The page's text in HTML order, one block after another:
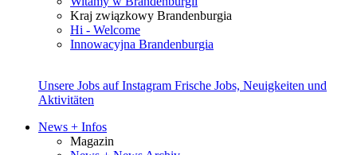
Kraj związkowy Brandenburgia
Hi - Welcome
Innowacyjna Brandenburgia
Unsere Jobs auf Instagram Frische Jobs, Neuigkeiten und
Aktivitäten
News + Infos
Magazin